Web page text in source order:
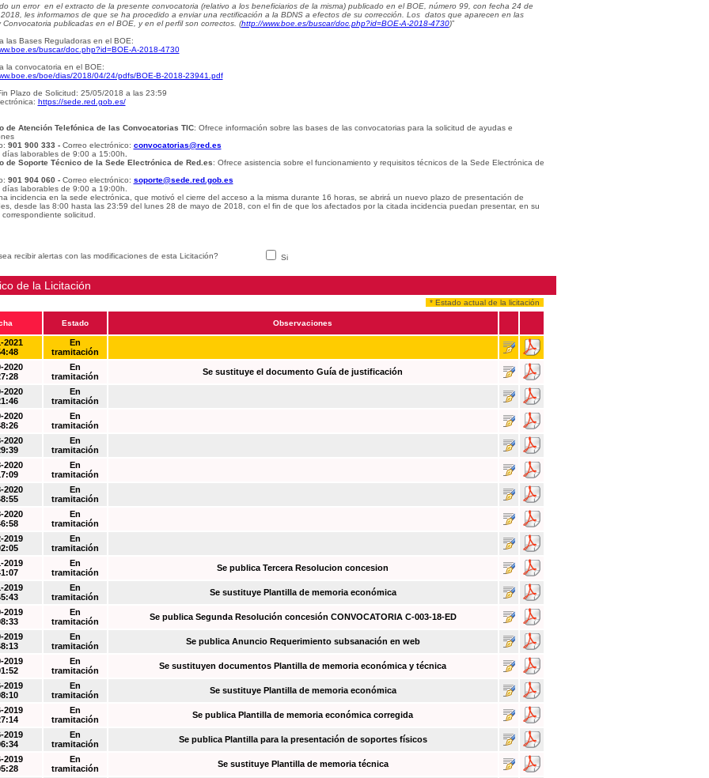
un error en el extracto de la presente convocatoria (relativo a los beneficiarios de la misma) publicado en el BOE, número 99, con fecha 24 de
les informamos de que se ha procedido a enviar una rectificación a la BDNS a efectos de su corrección. Los datos que aparecen en las
Convocatoria publicadas en el BOE, y en el perfil son correctos. (http://www.boe.es/buscar/doc.php?id=BOE-A-2018-4730)”
las Bases Reguladoras en el BOE:
buscar/doc.php?id=BOE-A-2018-4730
la convocatoria en el BOE:
boe/dias/2018/04/24/pdfs/BOE-B-2018-23941.pdf
Plazo de Solicitud: 25/05/2018 a las 23:59
https://sede.red.gob.es/
de Atención Telefónica de las Convocatorias TIC: Ofrece información sobre las bases de las convocatorias para la solicitud de ayudas e
901 900 333 - Correo electrónico: convocatorias@red.es
días laborables de 9:00 a 15:00h
de Soporte Técnico de la Sede Electrónica de Red.es: Ofrece asistencia sobre el funcionamiento y requisitos técnicos de la Sede Electrónica de
901 904 060 - Correo electrónico: soporte@sede.red.gob.es
días laborables de 9:00 a 19:00h.
incidencia en la sede electrónica, que motivó el cierre del acceso a la misma durante 16 horas, se abrirá un nuevo plazo de presentación de
desde las 8:00 hasta las 23:59 del lunes 28 de mayo de 2018, con el fin de que los afectados por la citada incidencia puedan presentar, en su
solicitud.
recibir alertas con las modificaciones de esta Licitación? Si
de la Licitación
* Estado actual de la licitación
Estado Observaciones
2021
En
tramitación
2020
En
tramitación
Se sustituye el documento Guía de justificación
2020
En
tramitación
2020
En
tramitación
2020
En
tramitación
2020
En
tramitación
2020
En
tramitación
2020
En
tramitación
2019
En
tramitación
2019
En
tramitación
Se publica Tercera Resolucion concesion
2019
En
tramitación
Se sustituye Plantilla de memoria económica
2019
En
tramitación
Se publica Segunda Resolución concesión CONVOCATORIA C-003-18-ED
2019
En
tramitación
Se publica Anuncio Requerimiento subsanación en web
2019
En
tramitación
Se sustituyen documentos Plantilla de memoria económica y técnica
2019
En
tramitación
Se sustituye Plantilla de memoria económica
2019
En
tramitación
Se publica Plantilla de memoria económica corregida
2019
En
tramitación
Se publica Plantilla para la presentación de soportes físicos
2019
En
tramitación
Se sustituye Plantilla de memoria técnica